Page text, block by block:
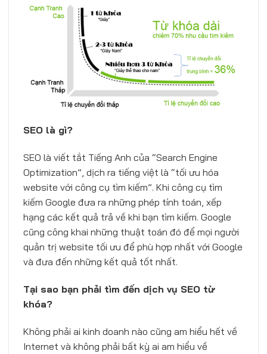
SEO là gì?
SEO là viết tắt Tiếng Anh của “Search Engine
Optimization”, dịch ra tiếng việt là “tối ưu hóa
website với công cụ tìm kiếm”. Khi công cụ tìm
kiếm Google đưa ra những phép tính toán, xếp
hạng các kết quả trả về khi bạn tìm kiếm. Google
cũng công khai những thuật toán đó để mọi người
quản trị website tối ưu để phù hợp nhất với Google
và đưa đến những kết quả tốt nhất.
Tại sao bạn phải tìm đến dịch vụ SEO từ
khóa?
Không phải ai kinh doanh nào cũng am hiểu hết về
Internet và không phải bất kỳ ai am hiểu về